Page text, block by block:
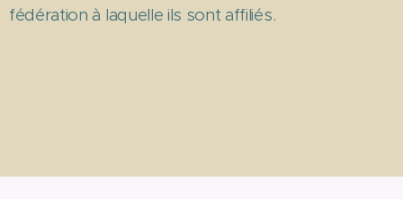
fédération à laquelle ils sont affiliés.